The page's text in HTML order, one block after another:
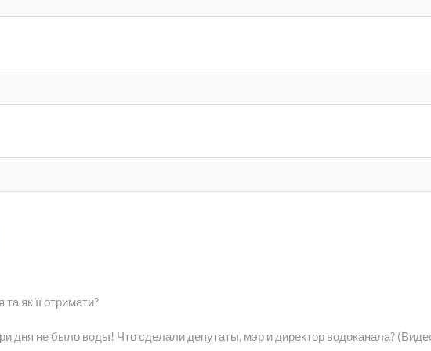
як її отримати?
дня не было воды! Что сделали депутаты, мэр и директор водоканала?